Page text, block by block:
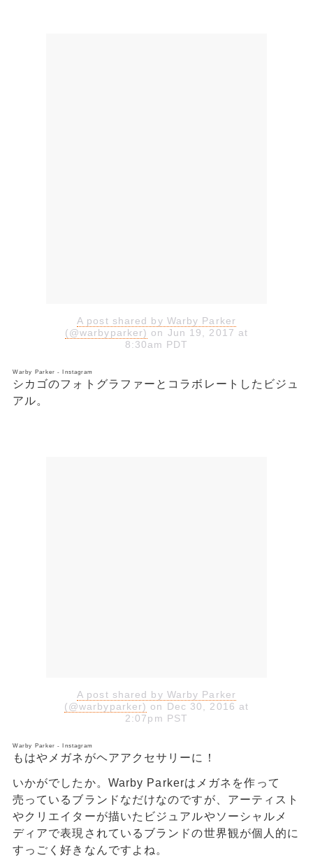
A post shared by Warby Parker
(@warbyparker) on Jun 19, 2017 at
8:30am PDT
Warby Parker - Instagram
シカゴのフォトグラファーとコラボレートしたビジュ
アル。
A post shared by Warby Parker
(@warbyparker) on Dec 30, 2016 at
2:07pm PST
Warby Parker - Instagram
もはやメガネがヘアアクセサリーに！
いかがでしたか。Warby Parkerはメガネを作って
売っているブランドなだけなのですが、アーティスト
やクリエイターが描いたビジュアルやソーシャルメ
ディアで表現されているブランドの世界観が個人的に
すっごく好きなんですよね。